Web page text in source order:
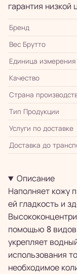
гарантия низкой
Бренд
Вес Брутто
Единица измерения
Качество
Страна
Тип Продукции
Услуги по доставке
Доставка до
Описание
Наполняет кожу
ей гладкость и
помощью 8 видов
укрепляет
использования
необходимое